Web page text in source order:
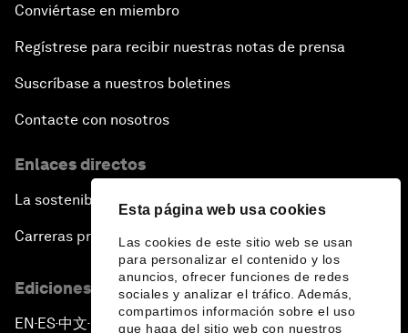
Esta página web usa cookies
Las cookies de este sitio web se usan
para personalizar el contenido y los
anuncios, ofrecer funciones de redes
sociales y analizar el tráfico. Además,
compartimos información sobre el uso
que haga del sitio web con nuestros
Conviértase en miembro
Regístrese para recibir nuestras notas de prensa
Suscríbase a nuestros boletines
Contacte con nosotros
Enlaces directos
La sostenibilidad en el Foro
Carreras profesionales
Ediciones en otros idiomas
EN ▪ ES▪中文▪ 日本語